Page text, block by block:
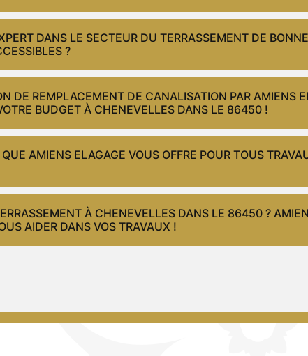
DANS LE SECTEUR DU TERRASSEMENT DE BONNE
?
DE REMPLACEMENT DE CANALISATION PAR AMIENS
BUDGET À CHENEVELLES DANS LE 86450 !
AMIENS ELAGAGE VOUS OFFRE POUR TOUS
À CHENEVELLES DANS LE 86450 ?
AIDER DANS VOS TRAVAUX !